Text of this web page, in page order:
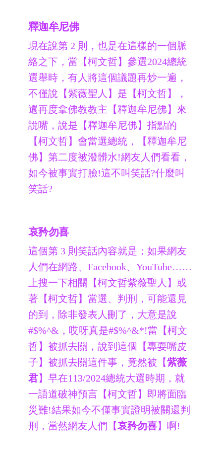
釋迦牟尼佛
現在說第 2 則，也是在這樣的一個脈
絡之下，當【柯文哲】參選2024總統
選舉時，有人將這個議題再炒一遍，
不僅說【紫薇聖人】是【柯文哲】，
還再度拿佛教教主【釋迦牟尼佛】來
說嘴，說是【釋迦牟尼佛】指點的
【柯文哲】會當選總統，【釋迦牟尼
佛】第二度被潑髒水!網友人們看看，
如今被事實打臉!這不叫笑話?什麼叫
笑話?
哀矜勿喜
這個第 3 則笑話內容就是；如果網友
人們在網路、Facebook、YouTube……
上搜一下相關【柯文哲紫薇聖人】或
著【柯文哲】當選、判刑，可能還見
的到，除非發表人刪了，大意是說
#$%^&，哎呀真是#$%^&*!當【柯文
哲】被抓去關，說到這個【專耍嘴皮
子】被抓去關這件事，竟然被【紫薇
君】早在113/2024總統大選時期，就
一語道破神預言【柯文哲】即將面臨
災難!結果如今不僅事實證明被關還判
刑，當然網友人們【哀矜勿喜】啊!